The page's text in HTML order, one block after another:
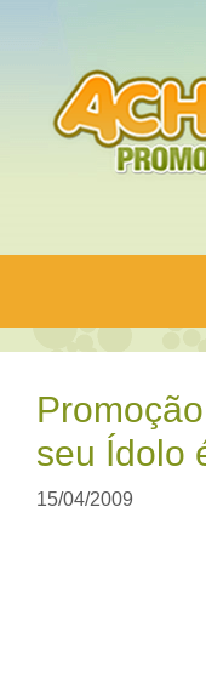
conteúdo
seu Ídolo
15/04/2009